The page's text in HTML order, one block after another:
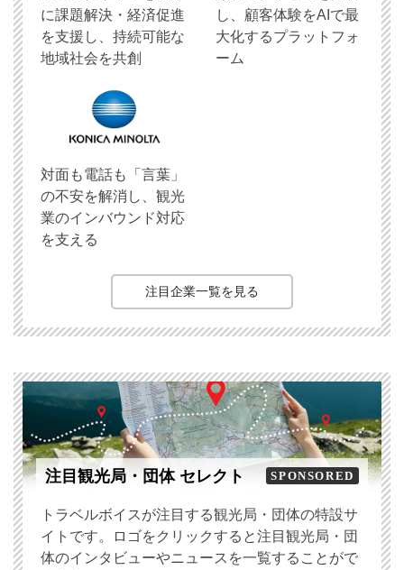
に課題解決・経済促進
を支援し、持続可能な
地域社会を共創
し、顧客体験をAIで最
大化するプラットフォ
ーム
対面も電話も「言葉」
の不安を解消し、観光
業のインバウンド対応
を支える
注目企業一覧を見る
注目観光局・団体 セレクト SPONSORED
トラベルボイスが注目する観光局・団体の特設サ
イトです。ロゴをクリックすると注目観光局・団
体のインタビューやニュースを一覧することがで